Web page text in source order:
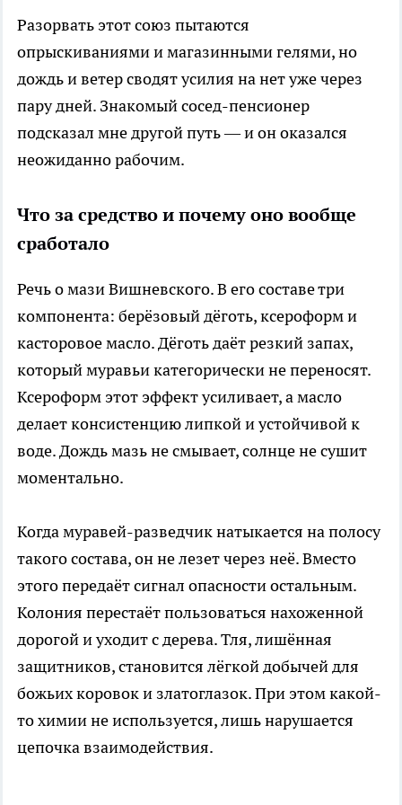
Разорвать этот союз пытаются
опрыскиваниями и магазинными гелями, но
дождь и ветер сводят усилия на нет уже через
пару дней. Знакомый сосед-пенсионер
подсказал мне другой путь — и он оказался
неожиданно рабочим.
Что за средство и почему оно вообще
сработало
Речь о мази Вишневского. В его составе три
компонента: берёзовый дёготь, ксероформ и
касторовое масло. Дёготь даёт резкий запах,
который муравьи категорически не переносят.
Ксероформ этот эффект усиливает, а масло
делает консистенцию липкой и устойчивой к
воде. Дождь мазь не смывает, солнце не сушит
моментально.
Когда муравей-разведчик натыкается на полосу
такого состава, он не лезет через неё. Вместо
этого передаёт сигнал опасности остальным.
Колония перестаёт пользоваться нахоженной
дорогой и уходит с дерева. Тля, лишённая
защитников, становится лёгкой добычей для
божьих коровок и златоглазок. При этом какой-
то химии не используется, лишь нарушается
цепочка взаимодействия.